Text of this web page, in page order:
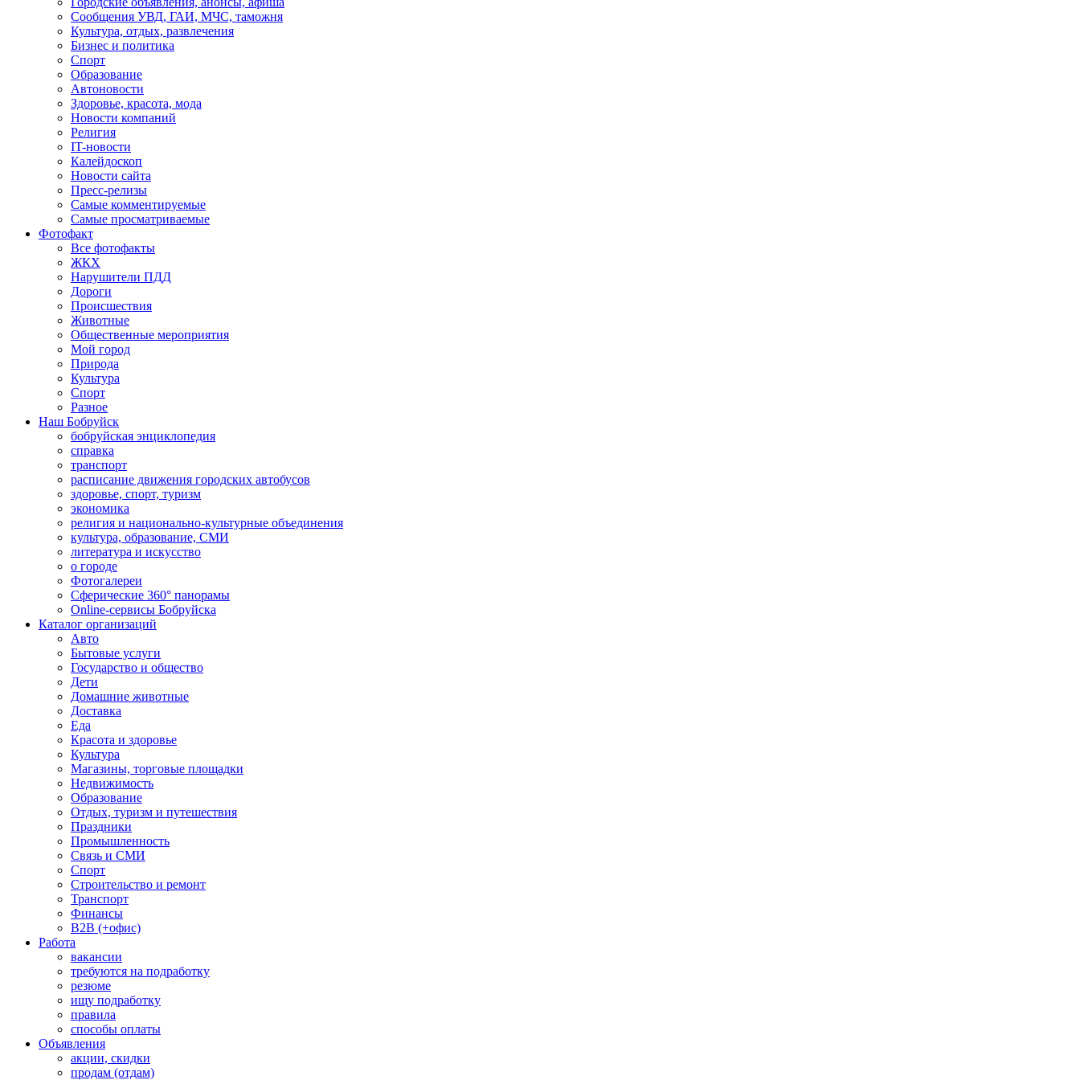
Сообщения УВД, ГАИ, МЧС, таможня
Культура, отдых, развлечения
Бизнес и политика
Спорт
Образование
Автоновости
Здоровье, красота, мода
Новости компаний
Религия
IT-новости
Калейдоскоп
Новости сайта
Пресс-релизы
Самые комментируемые
Самые просматриваемые
Фотофакт
Все фотофакты
ЖКХ
Нарушители ПДД
Дороги
Происшествия
Животные
Общественные мероприятия
Мой город
Природа
Культура
Спорт
Разное
Наш Бобруйск
бобруйская энциклопедия
справка
транспорт
расписание движения городских автобусов
здоровье, спорт, туризм
экономика
религия и национально-культурные объединения
культура, образование, СМИ
литература и искусство
о городе
Фотогалереи
Сферические 360° панорамы
Online-сервисы Бобруйска
Каталог организаций
Авто
Бытовые услуги
Государство и общество
Дети
Домашние животные
Доставка
Еда
Красота и здоровье
Культура
Магазины, торговые площадки
Недвижимость
Образование
Отдых, туризм и путешествия
Праздники
Промышленность
Связь и СМИ
Спорт
Строительство и ремонт
Транспорт
Финансы
B2B (+офис)
Работа
вакансии
требуются на подработку
резюме
ищу подработку
правила
способы оплаты
Объявления
акции, скидки
продам (отдам)